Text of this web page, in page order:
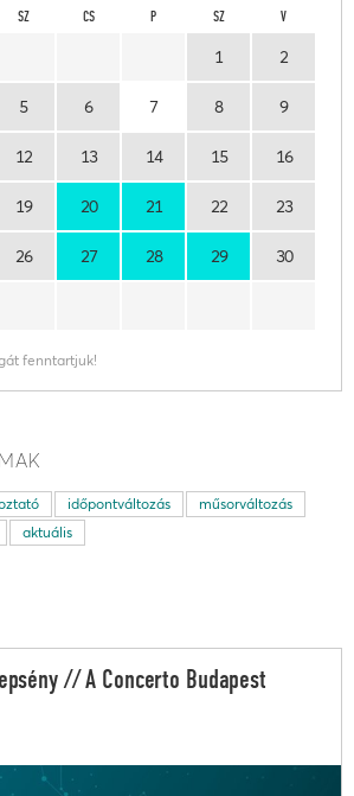
SZ CS P SZ V
1 2
5 6 7 8 9
12 13 14 15 16
19 20 21 22 23
26 27 28 29 30
fenntartjuk!
időpontváltozás
műsorváltozás
aktuális
// A Concerto Budapest